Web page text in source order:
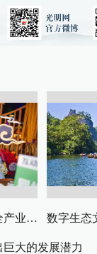
从票根经济到文旅全产业链升级
大的发展潜力